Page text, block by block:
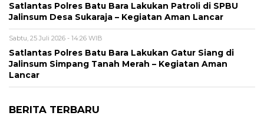
Satlantas Polres Batu Bara Lakukan Patroli di SPBU
Jalinsum Desa Sukaraja – Kegiatan Aman Lancar
Sabtu, 25 Juli 2026 - 14:26 WIB
Satlantas Polres Batu Bara Lakukan Gatur Siang di
Jalinsum Simpang Tanah Merah – Kegiatan Aman
Lancar
BERITA TERBARU